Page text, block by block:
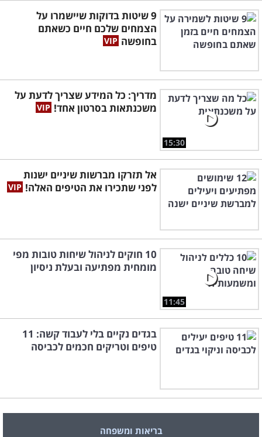
9 שיטות בדוקות שיישמרו על
הצמחים שלכם חיים כשאתם
בחופשה
15:30
מדריך: כל המידע שצריך לדעת על
משכנתאות בסרטון אחד!
אל תזרקו מברשות שיניים ישנות
לפני שתכירו את הטיפים האלה!
11:45
10 חוקים לניהול שיחות טובות מפי
מומחית מפתיעה ובעלת ניסיון
בגדים נקיים בלי לעבוד קשה: 11
טיפים וטריקים חכמים לכביסה
בריאות ומשפחה